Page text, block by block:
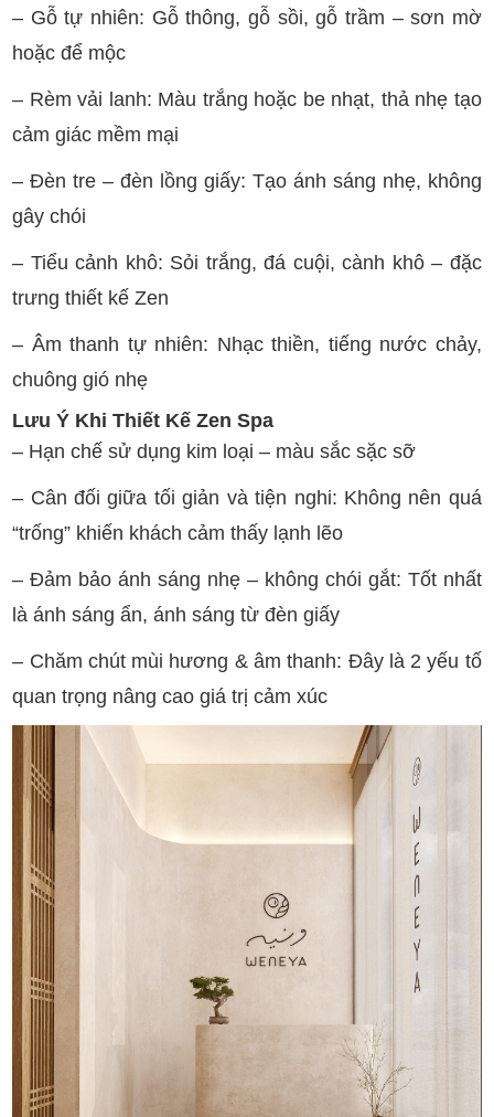
– Gỗ tự nhiên: Gỗ thông, gỗ sồi, gỗ trầm – sơn mờ
hoặc để mộc
– Rèm vải lanh: Màu trắng hoặc be nhạt, thả nhẹ tạo
cảm giác mềm mại
– Đèn tre – đèn lồng giấy: Tạo ánh sáng nhẹ, không
gây chói
– Tiểu cảnh khô: Sỏi trắng, đá cuội, cành khô – đặc
trưng thiết kế Zen
– Âm thanh tự nhiên: Nhạc thiền, tiếng nước chảy,
chuông gió nhẹ
Lưu Ý Khi Thiết Kế Zen Spa
– Hạn chế sử dụng kim loại – màu sắc sặc sỡ
– Cân đối giữa tối giản và tiện nghi: Không nên quá
“trống” khiến khách cảm thấy lạnh lẽo
– Đảm bảo ánh sáng nhẹ – không chói gắt: Tốt nhất
là ánh sáng ẩn, ánh sáng từ đèn giấy
– Chăm chút mùi hương & âm thanh: Đây là 2 yếu tố
quan trọng nâng cao giá trị cảm xúc